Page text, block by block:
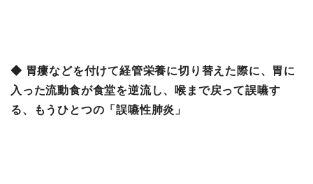
◆ 胃瘻などを付けて経管栄養に切り替えた際に、胃に
入った流動食が食堂を逆流し、喉まで戻って誤嚥す
る、もうひとつの「誤嚥性肺炎」